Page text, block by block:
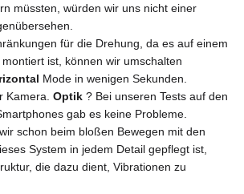
müssten, würden wir uns nicht einer
für die Drehung, da es auf einem
ist, können wir umschalten
Mode in wenigen Sekunden.
Kamera. Optik ? Bei unseren Tests auf den
gab es keine Probleme.
schon beim bloßen Bewegen mit den
System in jedem Detail gepflegt ist,
die dazu dient, Vibrationen zu